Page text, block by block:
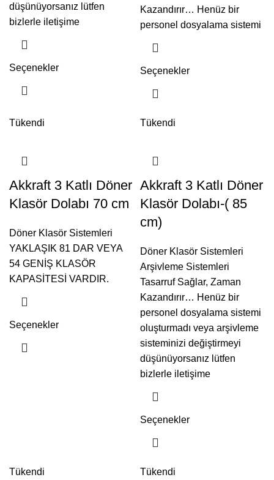
düşünüyorsanız lütfen
bizlerle iletişime
Seçenekler
Kazandırır… Henüz bir
personel dosyalama sistemi
Seçenekler
Tükendi
Akkraft 3 Katlı Döner
Klasör Dolabı 70 cm
Döner Klasör Sistemleri
YAKLAŞIK 81 DAR VEYA
54 GENİŞ KLASÖR
KAPASİTESİ VARDIR.
Seçenekler
Tükendi
Akkraft 3 Katlı Döner
Klasör Dolabı-( 85
cm)
Döner Klasör Sistemleri
Arşivleme Sistemleri
Tasarruf Sağlar, Zaman
Kazandırır… Henüz bir
personel dosyalama sistemi
oluşturmadı veya arşivleme
sisteminizi değiştirmeyi
düşünüyorsanız lütfen
bizlerle iletişime
Seçenekler
Tükendi Tükendi